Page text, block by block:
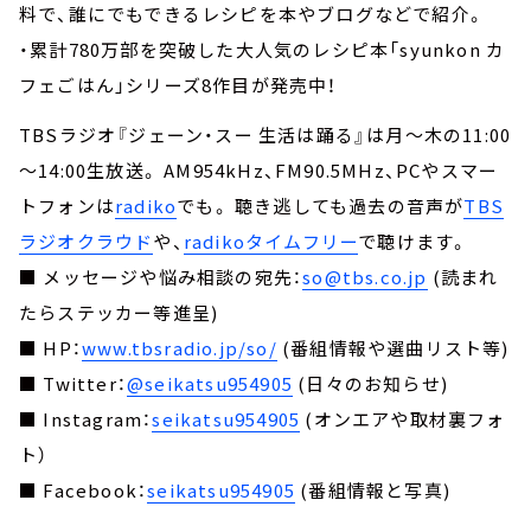
料で、誰にでもできるレシピを本やブログなどで紹介。
・累計780万部を突破した大人気のレシピ本「syunkon カ
フェごはん」シリーズ8作目が発売中！
TBSラジオ『ジェーン・スー 生活は踊る』は月～木の11:00
～14:00生放送。 AM954kHz、FM90.5MHz、PCやスマー
トフォンはradikoでも。 聴き逃しても過去の音声がTBS
ラジオクラウドや、 radikoタイムフリーで聴けます。
■ メッセージや悩み相談の宛先：so@tbs.co.jp (読まれ
たらステッカー等進呈)
■ HP：www.tbsradio.jp/so/ (番組情報や選曲リスト等)
■ Twitter：@seikatsu954905 (日々のお知らせ)
■ Instagram：seikatsu954905 (オンエアや取材裏フォ
ト）
■ Facebook：seikatsu954905 (番組情報と写真)